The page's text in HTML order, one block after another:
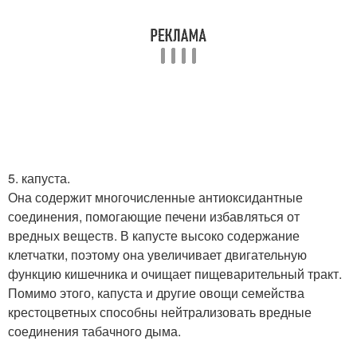
5. капуста.
Она содержит многочисленные антиоксидантные
соединения, помогающие печени избавляться от
вредных веществ. В капусте высоко содержание
клетчатки, поэтому она увеличивает двигательную
функцию кишечника и очищает пищеварительный тракт.
Помимо этого, капуста и другие овощи семейства
крестоцветных способны нейтрализовать вредные
соединения табачного дыма.